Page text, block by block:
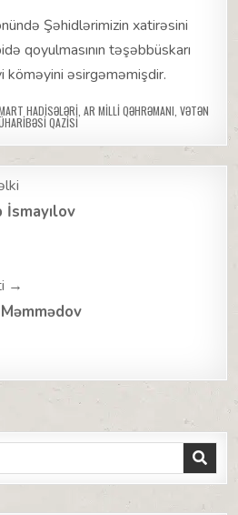
Şəhidlərimizin xatirəsini
qoyulmasının təşəbbüskarı
köməyini əsirgəməmişdir.
HADISƏLƏRI AR MILLI QƏHRƏMANI VƏTƏN
QAZISI
İsmayılov
→
Məmmədov